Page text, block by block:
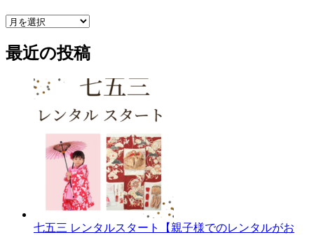
ア
カ
イ
最近の投稿
七五三 レンタルスタート【親子様でのレンタルがお